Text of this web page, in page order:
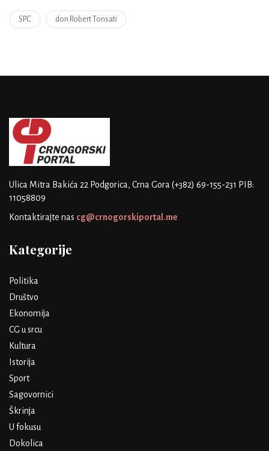
SPC don Robert Tonsati
Ulica Mitra Bakića 22 Podgorica, Crna Gora (+382) 69-155-231 PIB:
11058809
Kontaktirajte nas cg@crnogorskiportal.me
Kategorije
Politika
Društvo
Ekonomija
CG u srcu
Kultura
Istorija
Sport
Sagovornici
Škrinja
U fokusu
Dokolica